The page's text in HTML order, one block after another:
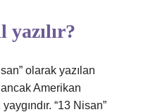
yazılır?
olarak yazılan
Amerikan
“13 Nisan”